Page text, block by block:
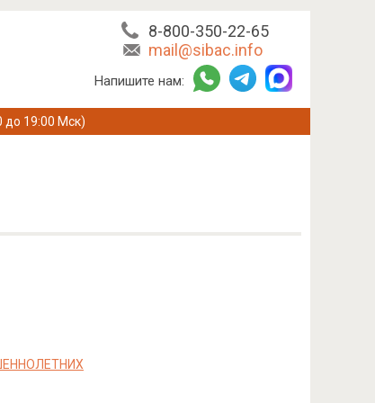
8-800-350-22-65
mail@sibac.info
Напишите нам:
до 19:00 Мск)